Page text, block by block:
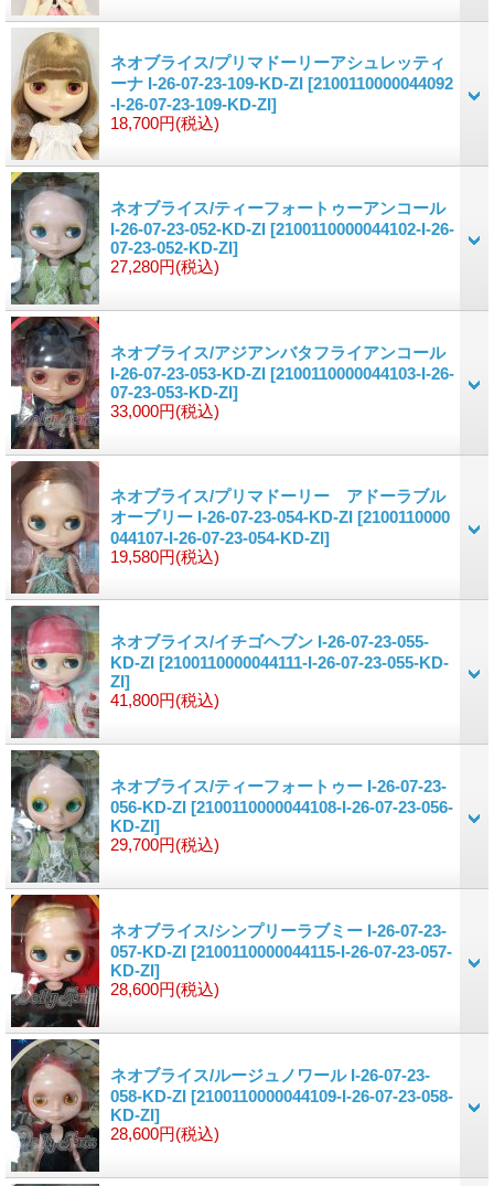
ネオブライス/プリマドーリーアシュレッティ
ーナ I-26-07-23-109-KD-ZI [2100110000044092
-I-26-07-23-109-KD-ZI]
18,700円(税込)
ネオブライス/ティーフォートゥーアンコール
I-26-07-23-052-KD-ZI [2100110000044102-I-26-
07-23-052-KD-ZI]
27,280円(税込)
ネオブライス/アジアンバタフライアンコール
I-26-07-23-053-KD-ZI [2100110000044103-I-26-
07-23-053-KD-ZI]
33,000円(税込)
ネオブライス/プリマドーリー アドーラブル
オーブリー I-26-07-23-054-KD-ZI [2100110000
044107-I-26-07-23-054-KD-ZI]
19,580円(税込)
ネオブライス/イチゴヘブン I-26-07-23-055-
KD-ZI [2100110000044111-I-26-07-23-055-KD-
ZI]
41,800円(税込)
ネオブライス/ティーフォートゥー I-26-07-23-
056-KD-ZI [2100110000044108-I-26-07-23-056-
KD-ZI]
29,700円(税込)
ネオブライス/シンプリーラブミー I-26-07-23-
057-KD-ZI [2100110000044115-I-26-07-23-057-
KD-ZI]
28,600円(税込)
ネオブライス/ルージュノワール I-26-07-23-
058-KD-ZI [2100110000044109-I-26-07-23-058-
KD-ZI]
28,600円(税込)